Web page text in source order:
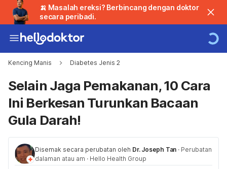
🍌 Masalah ereksi? Berbincang dengan doktor
secara peribadi.
Kencing Manis Diabetes Jenis 2
Selain Jaga Pemakanan, 10 Cara
Ini Berkesan Turunkan Bacaan
Gula Darah!
Disemak secara perubatan oleh Dr. Joseph Tan · Perubatan
dalaman atau am · Hello Health Group